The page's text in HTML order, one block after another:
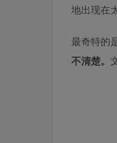
地出现在
最奇特的
不清楚。